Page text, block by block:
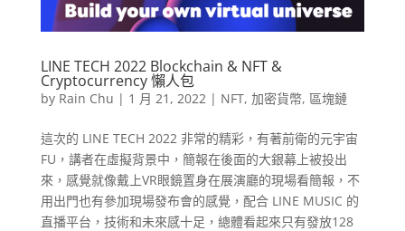
LINE TECH 2022 Blockchain & NFT &
Cryptocurrency 懶人包
by Rain Chu | 1 月 21, 2022| NFT, 加密貨幣, 區塊鏈
這次的 LINE TECH 2022 非常的精彩，有著前衛的元宇宙
FU，講者在虛擬背景中，簡報在後面的大銀幕上被投出
來，感覺就像戴上VR眼鏡置身在展演廳的現場看簡報，不
用出門也有參加現場發布會的感覺，配合 LINE MUSIC 的
直播平台，技術和未來感十足，總體看起來只有發放128